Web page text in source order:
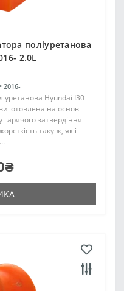
поліуретанова
2.0L
2016-
Hyundai I30
на основі
затвердіння
таку ж, як і